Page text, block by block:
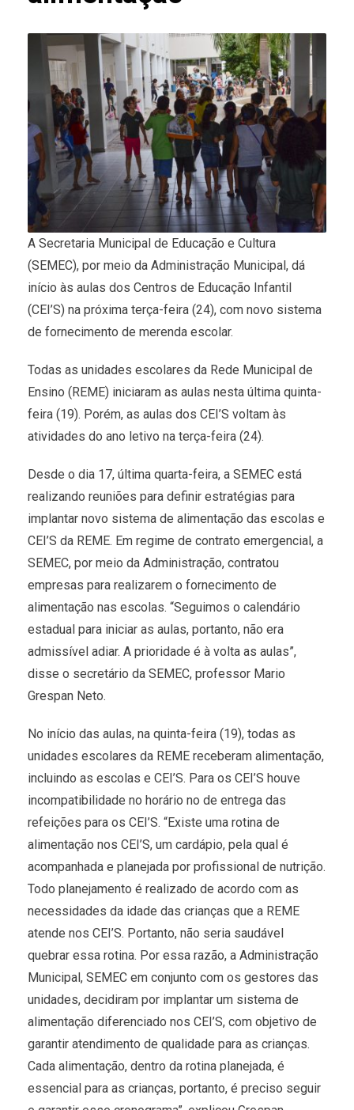
A Secretaria Municipal de Educação e Cultura
(SEMEC), por meio da Administração Municipal, dá
início às aulas dos Centros de Educação Infantil
(CEI’S) na próxima terça-feira (24), com novo sistema
de fornecimento de merenda escolar.
Todas as unidades escolares da Rede Municipal de
Ensino (REME) iniciaram as aulas nesta última quinta-
feira (19). Porém, as aulas dos CEI’S voltam às
atividades do ano letivo na terça-feira (24).
Desde o dia 17, última quarta-feira, a SEMEC está
realizando reuniões para definir estratégias para
implantar novo sistema de alimentação das escolas e
CEI’S da REME. Em regime de contrato emergencial, a
SEMEC, por meio da Administração, contratou
empresas para realizarem o fornecimento de
alimentação nas escolas. “Seguimos o calendário
estadual para iniciar as aulas, portanto, não era
admissível adiar. A prioridade é à volta as aulas”,
disse o secretário da SEMEC, professor Mario
Grespan Neto.
No início das aulas, na quinta-feira (19), todas as
unidades escolares da REME receberam alimentação,
incluindo as escolas e CEI’S. Para os CEI’S houve
incompatibilidade no horário no de entrega das
refeições para os CEI’S. “Existe uma rotina de
alimentação nos CEI’S, um cardápio, pela qual é
acompanhada e planejada por profissional de nutrição.
Todo planejamento é realizado de acordo com as
necessidades da idade das crianças que a REME
atende nos CEI’S. Portanto, não seria saudável
quebrar essa rotina. Por essa razão, a Administração
Municipal, SEMEC em conjunto com os gestores das
unidades, decidiram por implantar um sistema de
alimentação diferenciado nos CEI’S, com objetivo de
garantir atendimento de qualidade para as crianças.
Cada alimentação, dentro da rotina planejada, é
essencial para as crianças, portanto, é preciso seguir